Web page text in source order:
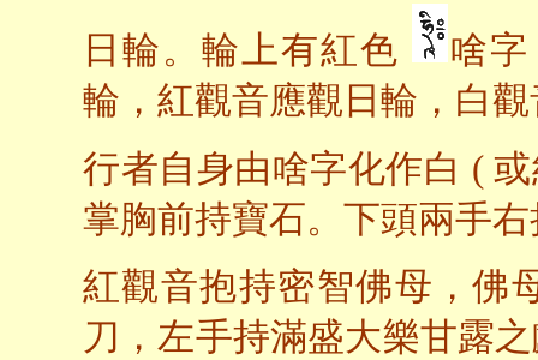
日輪。輪上有紅色
啥
輪，紅觀音應觀日輪，白
行者自身由啥字化作白 (
掌胸前持寶石。下頭兩手
紅觀音抱持密智佛母，佛
刀，左手持滿盛大樂甘露